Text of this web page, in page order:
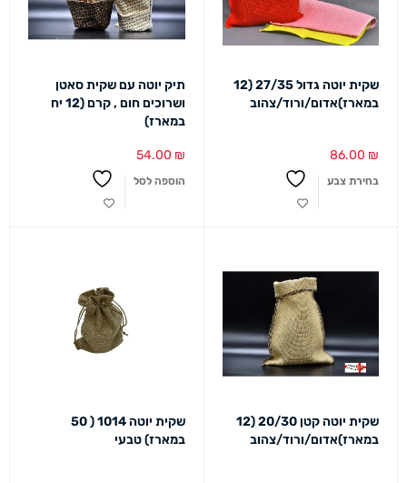
שקית יוטה גדול 27/35 (12
במארז)אדום/ורוד/צהוב
86.00 ₪
בחירת צבע
תיק יוטה עם שקית סאטן
ושרוכים חום , קרם (12 יח
במארז)
54.00 ₪
הוספה לסל
שקית יוטה קטן 20/30 (12
במארז)אדום/ורוד/צהוב
שקית יוטה 1014 ( 50
במארז) טבעי